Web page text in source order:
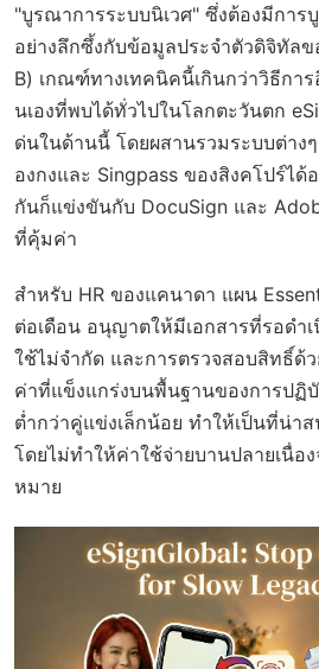
"บูรณาการระบบนิเวศ" ซึ่งต้องมีการ
อย่างลึกซึ้งกับข้อมูลประจำตัวดิจิทัลข
B) เกณฑ์ทางเทคนิคนี้เกินกว่าวิธีกา
นเองที่พบได้ทั่วไปในโลกตะวันตก
ด่นในด้านนี้ โดยผสานรวมระบบต่าง
องกงและ Singpass ของสิงคโปร์ได้
กันก็แข่งขันกับ DocuSign และ
ที่คุ้มค่า
สำหรับ HR ของแคนาดา แผน
ต่อเดือน อนุญาตให้มีเอกสารที่รอดำ
ใช้ไม่จำกัด และการตรวจสอบสิทธิ์ด้
ค่าที่แข็งแกร่งบนพื้นฐานของการปฏิ
ต่ำกว่าคู่แข่งเล็กน้อย ทำให้เป็นที่น่า
โดยไม่ทำให้ค่าใช้จ่ายบานปลายเนื่อ
หมาย